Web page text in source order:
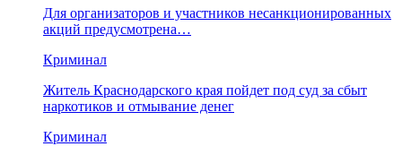
Для организаторов и участников несанкционированных
акций предусмотрена…
Криминал
Житель Краснодарского края пойдет под суд за сбыт
наркотиков и отмывание денег
Криминал